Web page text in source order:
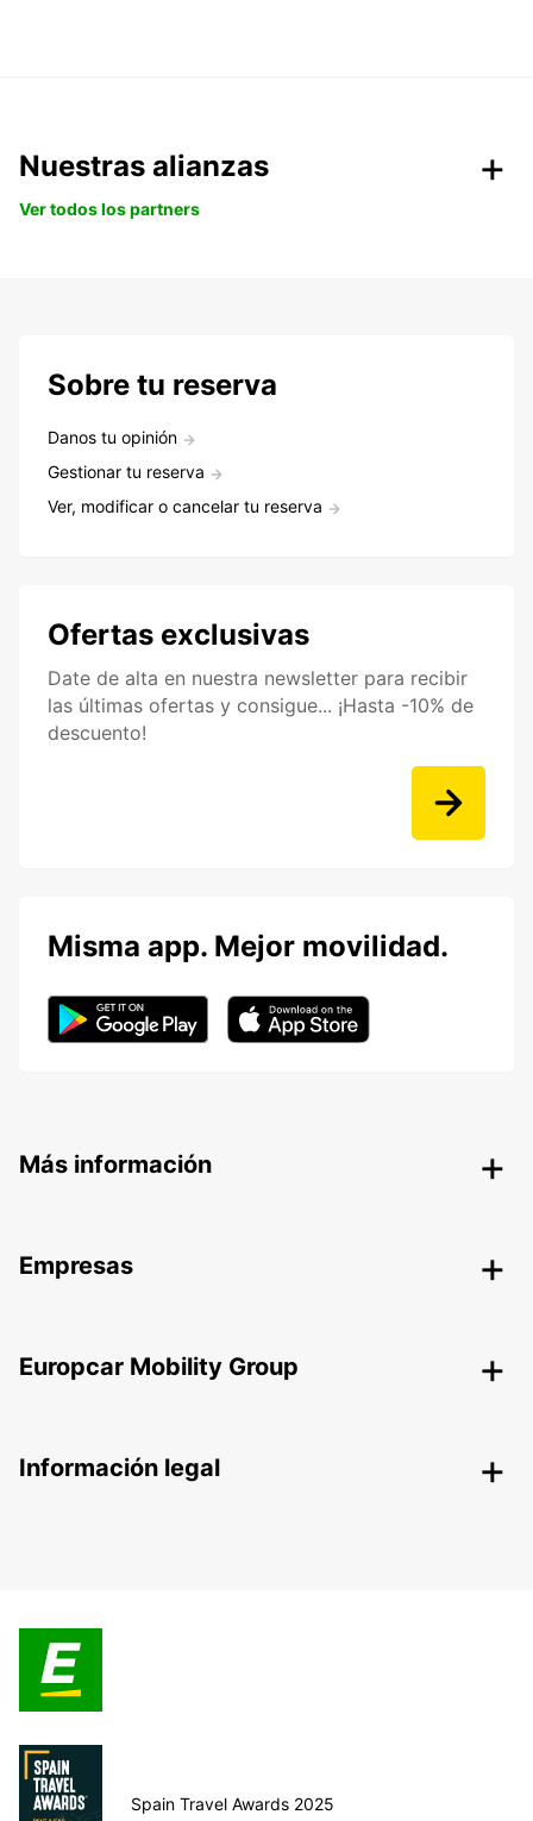
Nuestras alianzas
Ver todos los partners
Sobre tu reserva
Danos tu opinión
Gestionar tu reserva
Ver, modificar o cancelar tu reserva
Ofertas exclusivas
Date de alta en nuestra newsletter para recibir
las últimas ofertas y consigue... ¡Hasta -10% de
descuento!
Misma app. Mejor movilidad.
Más información
Empresas
Europcar Mobility Group
Información legal
Spain Travel Awards 2025